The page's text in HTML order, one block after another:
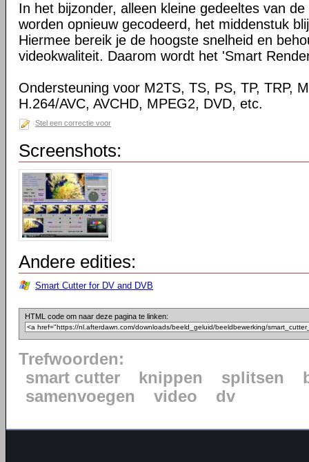
In het bijzonder, alleen kleine gedeeltes van
worden opnieuw gecodeerd, het middenstuk
Hiermee bereik je de hoogste snelheid en
videokwaliteit. Daarom wordt het 'Smart
Ondersteuning voor M2TS, TS, PS, TP, TRP,
H.264/AVC, AVCHD, MPEG2, DVD, etc.
Stel een correctie voor
Screenshots:
Andere edities:
Smart Cutter for DV and DVB
HTML code om naar deze pagina te linken:
Trefwoorden:
smart cutter
knippen splitsen
samenvoegen
video dv